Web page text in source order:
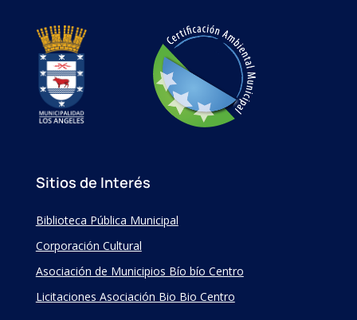
Sitios de Interés
Biblioteca Pública Municipal
Corporación Cultural
Asociación de Municipios Bío bío Centro
Licitaciones Asociación Bio Bio Centro